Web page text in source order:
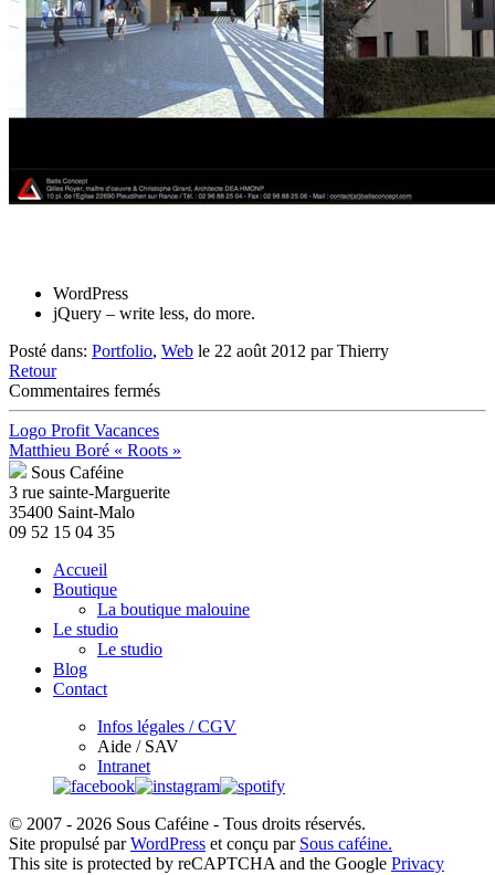
WordPress
jQuery – write less, do more.
Posté dans: Portfolio, Web le 22 août 2012 par Thierry
Retour
Commentaires ferméssur
batisconcept.com
Logo Profit Vacances
Matthieu Boré « Roots »
Sous Caféine
3 rue sainte-Marguerite
35400 Saint-Malo
09 52 15 04 35
Accueil
Boutique
La boutique malouine
Le studio
Le studio
Blog
Contact
Infos légales / CGV
Aide / SAV
Intranet
© 2007 - 2026 Sous Caféine - Tous droits réservés.
Site propulsé parWordPress et conçu par Sous caféine.
This site is protected by reCAPTCHA and the Google Privacy